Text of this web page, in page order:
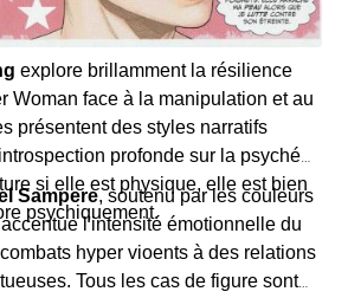
explore brillamment la résilience
Woman face à la manipulation et au
présentent des styles narratifs
profonde sur la psyché
si elle est physique, elle est bien
psychiquement.
Sampere, soutenu par les couleurs
l'intensité émotionnelle du
hyper vioents à des relations
Tous les cas de figure sont